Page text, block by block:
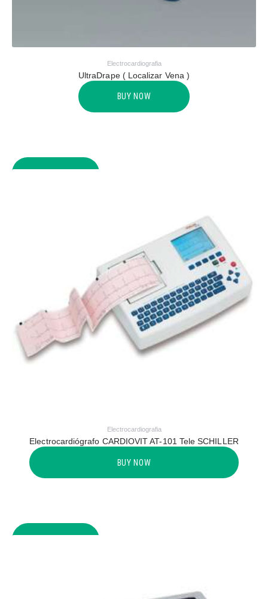
Electrocardiografia
UltraDrape ( Localizar Vena )
BUY NOW
Electrocardiografia
Electrocardiógrafo CARDIOVIT AT-101 Tele SCHILLER
BUY NOW